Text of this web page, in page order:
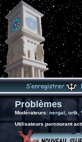
Problèmes
Modérateurs: nergal ortk,
Utilisateurs parcourant